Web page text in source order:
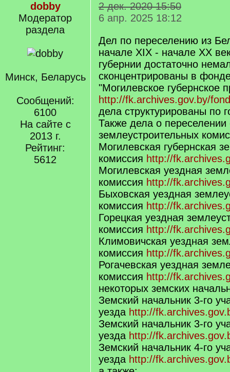
dobby
Модератор
раздела
Минск, Беларусь
Сообщений:
6100
На сайте с
2013 г.
Рейтинг:
5612
2 дек. 2020 15:50
6 апр. 2025 18:12
Дел по переселению из
начале XIX - начале XX
губернии достаточно
сконцентрированы в
"Могилевское губернское
http://fk.archives.gov.by/
дела структурированы по
Также дела о
землеустроительных
Могилевская губернская
комиссия http://
Могилевская уездная
комиссия http://
Быховская уездная
комиссия http://
Горецкая уездная
комиссия http://
Климовичская уездная
комиссия http://
Рогачевская уездная
комиссия http://
некоторых земских
Земский начальник 3-го
уезда http://
Земский начальник 3-го
уезда http://
Земский начальник 4-го
уезда http://